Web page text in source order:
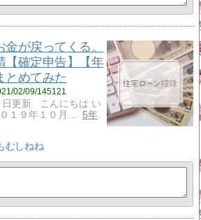
が戻ってくる。
【確定申告】【年
とめてみた
02/09/145121
日更新 こんにちは い
１９年１０月…
5年
むしねね